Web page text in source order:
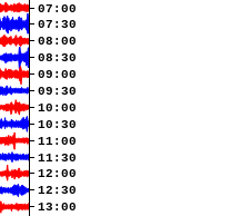
07:00
07:30
08:00
08:30
09:00
09:30
10:00
10:30
11:00
11:30
12:00
12:30
13:00